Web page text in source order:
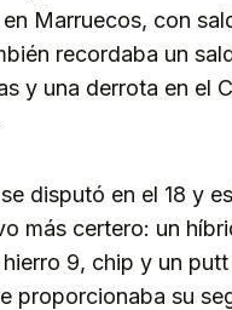
Marruecos, con
recordaba un
y una derrota en el
disputó en el 18 y
más certero: un
9, chip y un
proporcionaba su